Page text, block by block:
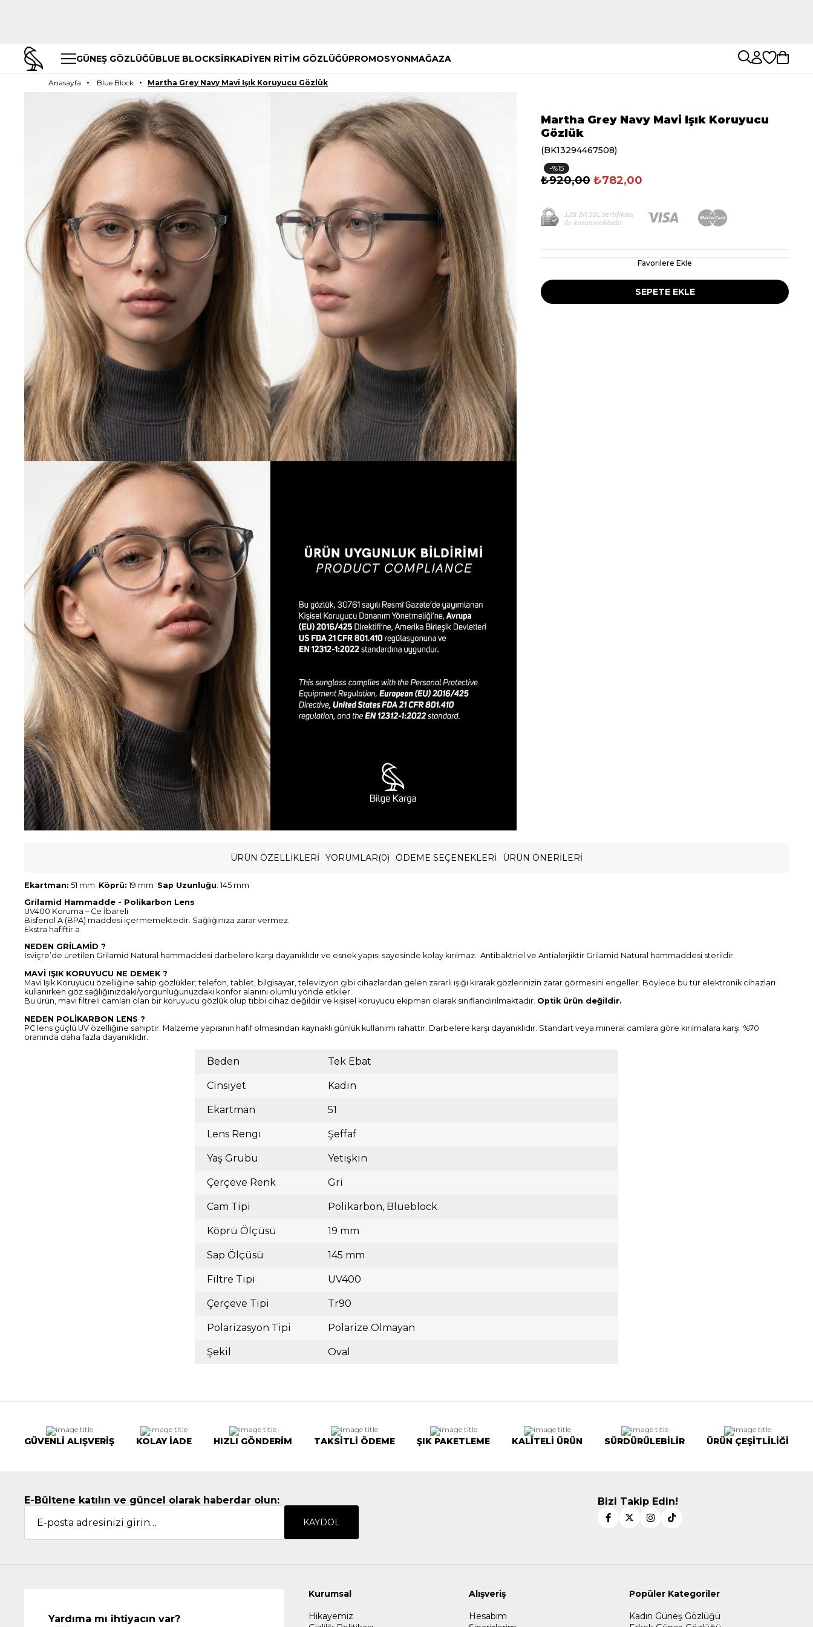
GÜNEŞ GÖZLÜĞÜBLUE BLOCKSİRKADİYEN RİTİM GÖZLÜĞÜPROMOSYONMAĞAZA
Anasayfa Blue Block Martha Grey Navy Mavi Işık Koruyucu Gözlük
Martha Grey Navy Mavi Işık Koruyucu
Gözlük
(BK13294467508)
15
₺920,00 ₺782,00
Favorilere Ekle
ÜRÜN ÖZELLIKLERI YORUMLAR(0) ÖDEME SEÇENEKLERI ÜRÜN ÖNERILERI
Ekartman: 51 mm Köprü: 19 mm Sap Uzunluğu: 145 mm
Grilamid Hammadde - Polikarbon Lens
UV400 Koruma – Ce İbareli
Bisfenol A (BPA) maddesi içermemektedir. Sağlığınıza zarar vermez.
Ekstra hafiftir.a
NEDEN GRİLAMİD ?
İsviçre’de üretilen Grilamid Natural hammaddesi darbelere karşı dayanıklıdır ve esnek yapısı sayesinde kolay kırılmaz. Antibaktriel ve Antialerjiktir Grilamid Natural hammaddesi sterildir.
MAVİ IŞIK KORUYUCU NE DEMEK ?
Mavi Işık Koruyucu özelliğine sahip gözlükler; telefon, tablet, bilgisayar, televizyon gibi cihazlardan gelen zararlı ışığı kırarak gözlerinizin zarar görmesini engeller. Böylece bu tür elektronik cihazları
kullanırken göz sağlığınızdaki/yorgunluğunuzdaki konfor alanını olumlu yönde etkiler.
Bu ürün, mavi filtreli camları olan bir koruyucu gözlük olup tıbbi cihaz değildir ve kişisel koruyucu ekipman olarak sınıflandırılmaktadır. Optik ürün değildir.
NEDEN POLİKARBON LENS ?
PC lens güçlü UV özelliğine sahiptir. Malzeme yapısının hafif olmasından kaynaklı günlük kullanımı rahattır. Darbelere karşı dayanıklıdır. Standart veya mineral camlara göre kırılmalara karşı %70
oranında daha fazla dayanıklıdır.
Beden Tek Ebat
Cinsiyet Kadın
Ekartman 51
Lens Rengi Şeffaf
Yaş Grubu Yetişkin
Çerçeve Renk Gri
Cam Tipi Polikarbon Blueblock
Köprü Ölçüsü 19 mm
Sap Ölçüsü 145 mm
Filtre Tipi UV400
Çerçeve Tipi Tr90
Polarizasyon Tipi Polarize Olmayan
Şekil Oval
GÜVENLİ ALIŞVERİŞ KOLAY İADE HIZLI GÖNDERİM TAKSİTLİ ÖDEME ŞIK PAKETLEME KALİTELİ ÜRÜN SÜRDÜRÜLEBİLİR ÜRÜN ÇEŞİTLİLİĞİ
E-Bültene katılın ve güncel olarak haberdar olun:
KAYDOL
Bizi Takip Edin!
Yardıma mı ihtiyacın var?
Kurumsal
Hikayemiz
Alışveriş
Hesabım
Popüler Kategoriler
Kadın Güneş Gözlüğü